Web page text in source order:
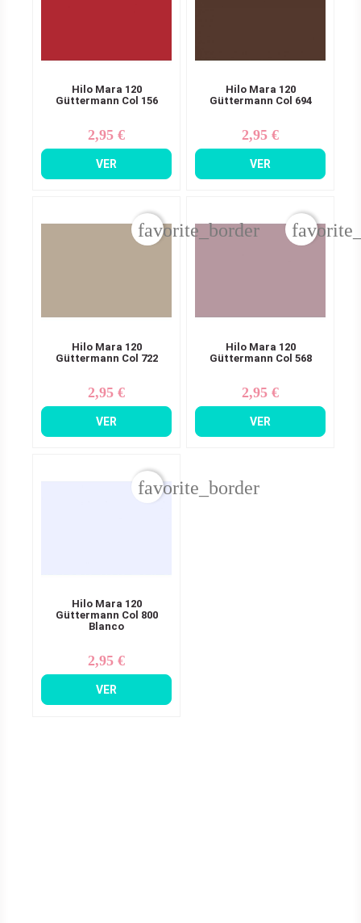
Hilo Mara 120
Güttermann Col 156
Precio
2,95 €
VER
Hilo Mara 120
Güttermann Col 694
Precio
2,95 €
VER
Hilo Mara 120
Güttermann Col 722
Precio
2,95 €
VER
favorite_border
Hilo Mara 120
Güttermann Col 568
Precio
2,95 €
VER
Hilo Mara 120
Güttermann Col 800
Blanco
Precio
2,95 €
VER
favorite_border